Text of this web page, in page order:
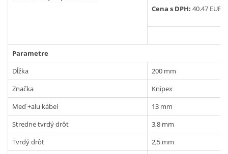
Cena s DPH: 40.47 EUR
Parametre
Dĺžka
200 mm
Značka
Knipex
Meď +alu kábel
13 mm
Stredne tvrdý drôt
3,8 mm
Tvrdý drôt
2,5 mm